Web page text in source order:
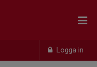
Logga in